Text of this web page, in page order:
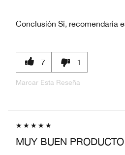
Conclusión Sí, recomendaría
7 1
Marcar Esta Reseña
MUY BUEN PRODUCTO